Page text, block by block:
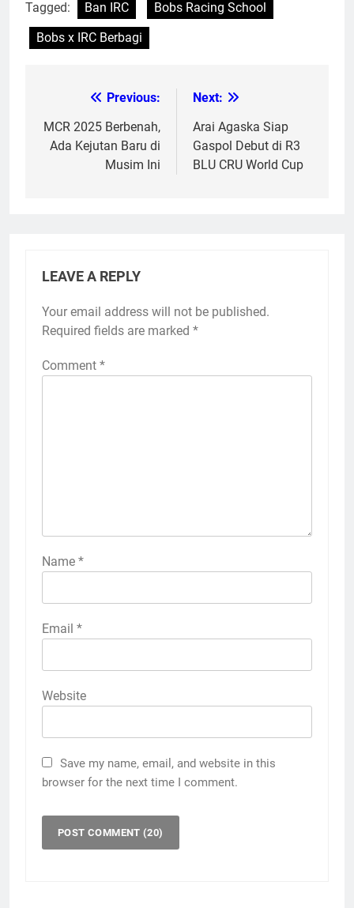
Tagged: Ban IRC
Bobs Racing School
Bobs x IRC Berbagi
navigation
Previous:
MCR 2025 Berbenah,
Ada Kejutan Baru di
Musim Ini
Next:
Arai Agaska Siap
Gaspol Debut di R3
BLU CRU World Cup
LEAVE A REPLY
Your email address will not be published.
Required fields are marked *
Comment *
Name *
Email *
Website
Save my name, email, and website in this
browser for the next time I comment.